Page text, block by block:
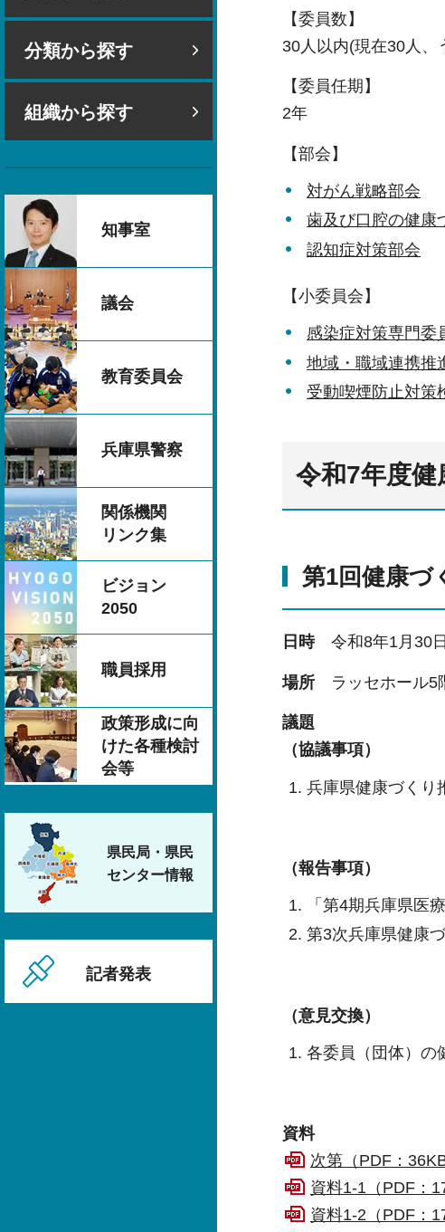
分類から探す
組織から探す
知事室
議会
教育委員会
兵庫県警察
関係機関
リンク集
ビジョン
2050
職員採用
政策形成に向
けた各種検討
会等
県民局・県民
センター情報
記者発表
【委員数】
30人以内(現在30人、
【委員任期】
2年
【部会】
対がん戦略部会
歯及び口腔の健康
認知症対策部会
【小委員会】
感染症対策専門委
地域・職域連携推
受動喫煙防止対策
令和7年度
第1回健康づ
日時令和8年1月30日
場所 ラッセホール5
議題
（協議事項）
兵庫県健康づくり
（報告事項）
「第4期兵庫県医
第3次兵庫県健康
（意見交換）
各委員（団体）の
資料
次第（PDF：36KB
資料1-1（PDF：
資料1-2（PDF：